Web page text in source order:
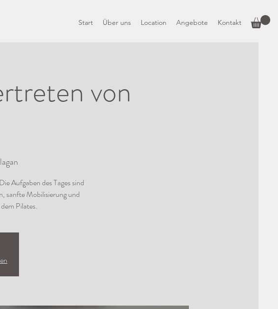
Start Über uns Location Angebote Kontakt
von
Aufgaben des Tages sind
sanfte Mobilisierung und
Pilates.